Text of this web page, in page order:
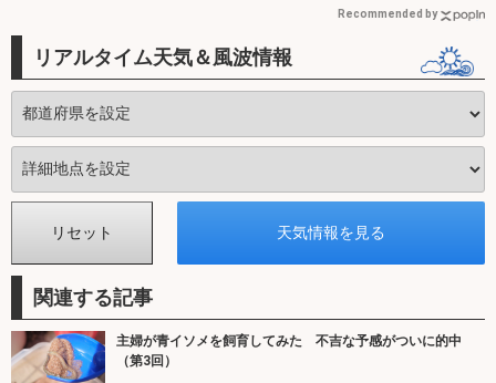
Recommended by
リアルタイム天気＆風波情報
関連する記事
主婦が青イソメを飼育してみた 不吉な予感がついに的中
（第3回）